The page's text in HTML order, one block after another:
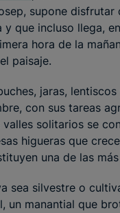
supone
y que incluso llega,
hora de la
paisaje.
jaras,
con sus tareas
solitarios se
higueras que
una de las
sea silvestre o
un manantial que